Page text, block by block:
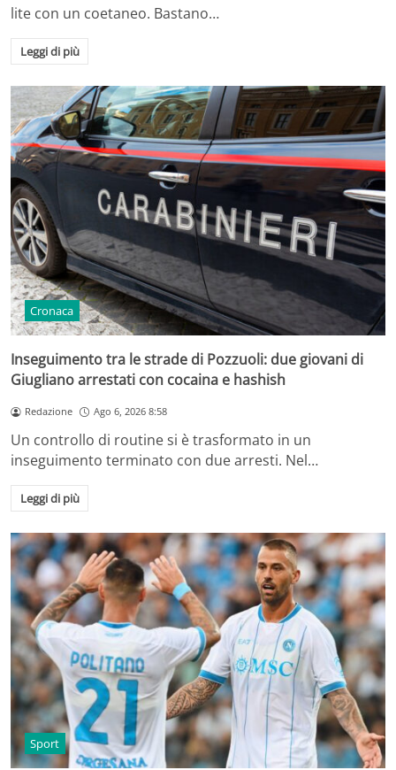
lite con un coetaneo. Bastano…
Leggi di più
Cronaca
Inseguimento tra le strade di Pozzuoli: due giovani di
Giugliano arrestati con cocaina e hashish
Redazione Ago 6, 2026 8:58
Un controllo di routine si è trasformato in un
inseguimento terminato con due arresti. Nel…
Leggi di più
Sport